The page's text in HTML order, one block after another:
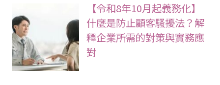
【令和8年10月起義務化】
什麼是防止顧客騷擾法？解
釋企業所需的對策與實務應
對